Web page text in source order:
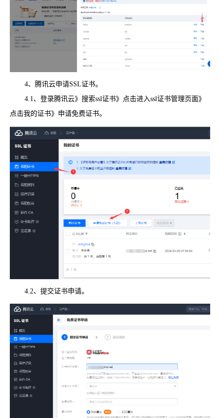
4、腾讯云申请SSL证书。
4.1、登录腾讯云》搜索ssl证书》点击进入ssl证书管理页面》
点击我的证书》申请免费证书。
4.2、提交证书申请。